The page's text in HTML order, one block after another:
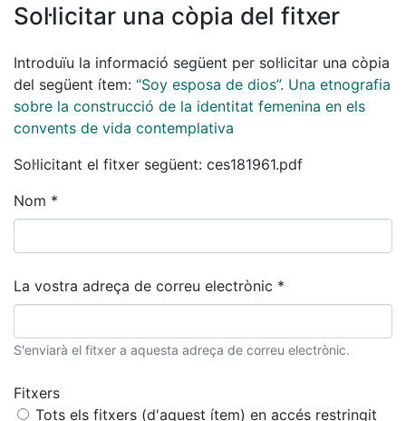
Sol·licitar una còpia del fitxer
Introduïu la informació següent per sol·licitar una còpia
del següent ítem: “Soy esposa de dios”. Una etnografia
sobre la construcció de la identitat femenina en els
convents de vida contemplativa
Sol·licitant el fitxer següent: ces181961.pdf
Nom *
La vostra adreça de correu electrònic *
S'enviarà el fitxer a aquesta adreça de correu electrònic.
Fitxers
Tots els fitxers (d'aquest ítem) en accés restringit